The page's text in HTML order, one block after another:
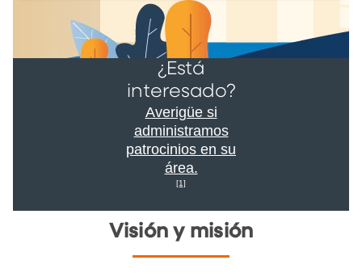
¿Está
interesado?
Averigüe si
administramos
patrocinios en su
área.
[1]
Visión y misión